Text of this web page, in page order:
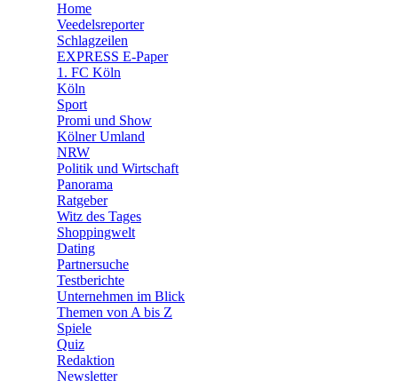
🛒 Shoppingwelt
Home
Veedelsreporter
Schlagzeilen
EXPRESS E-Paper
1. FC Köln
Köln
Sport
Promi und Show
Kölner Umland
NRW
Politik und Wirtschaft
Panorama
Ratgeber
Witz des Tages
Shoppingwelt
Dating
Partnersuche
Testberichte
Unternehmen im Blick
Themen von A bis Z
Spiele
Quiz
Redaktion
Newsletter